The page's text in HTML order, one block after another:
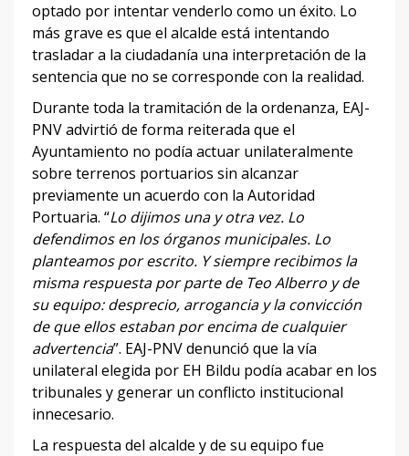
optado por intentar venderlo como un éxito. Lo
más grave es que el alcalde está intentando
trasladar a la ciudadanía una interpretación de la
sentencia que no se corresponde con la realidad.
Durante toda la tramitación de la ordenanza, EAJ-
PNV advirtió de forma reiterada que el
Ayuntamiento no podía actuar unilateralmente
sobre terrenos portuarios sin alcanzar
previamente un acuerdo con la Autoridad
Portuaria. “Lo dijimos una y otra vez. Lo
defendimos en los órganos municipales. Lo
planteamos por escrito. Y siempre recibimos la
misma respuesta por parte de Teo Alberro y de
su equipo: desprecio, arrogancia y la convicción
de que ellos estaban por encima de cualquier
advertencia”. EAJ-PNV denunció que la vía
unilateral elegida por EH Bildu podía acabar en los
tribunales y generar un conflicto institucional
innecesario.
La respuesta del alcalde y de su equipo fue